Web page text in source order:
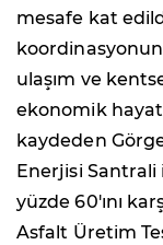
mesafe kat
ulaşım ve
ekonomik
kaydeden
Enerjisi Santrali
yüzde 60'ını
Asfalt Üretim